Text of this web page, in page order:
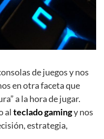
de juegos y nos
en otra faceta que
a la hora de jugar.
al teclado gamingy nos
estrategia,